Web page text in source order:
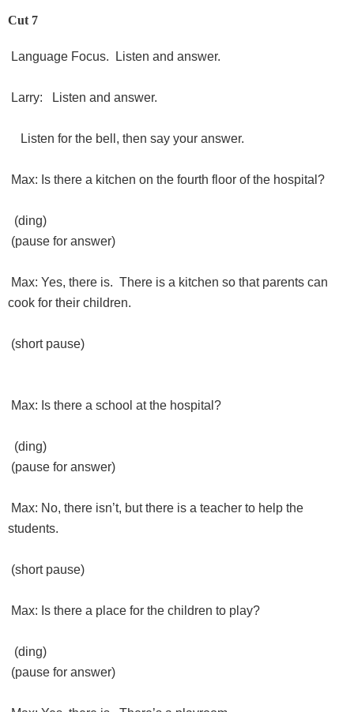
Cut 7
Language Focus. Listen and answer.
Larry: Listen and answer.
Listen for the bell, then say your answer.
Max: Is there a kitchen on the fourth floor of the hospital?
(ding)
(pause for answer)
Max: Yes, there is. There is a kitchen so that parents can
cook for their children.
(short pause)
Max: Is there a school at the hospital?
(ding)
(pause for answer)
Max: No, there isn’t, but there is a teacher to help the
students.
(short pause)
Max: Is there a place for the children to play?
(ding)
(pause for answer)